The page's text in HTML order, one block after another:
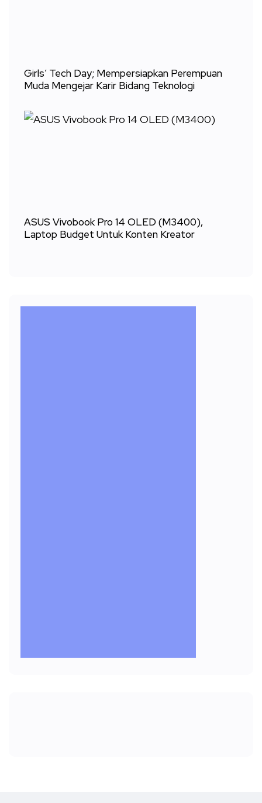
Girls’ Tech Day; Mempersiapkan Perempuan
Muda Mengejar Karir Bidang Teknologi
ASUS Vivobook Pro 14 OLED (M3400),
Laptop Budget Untuk Konten Kreator